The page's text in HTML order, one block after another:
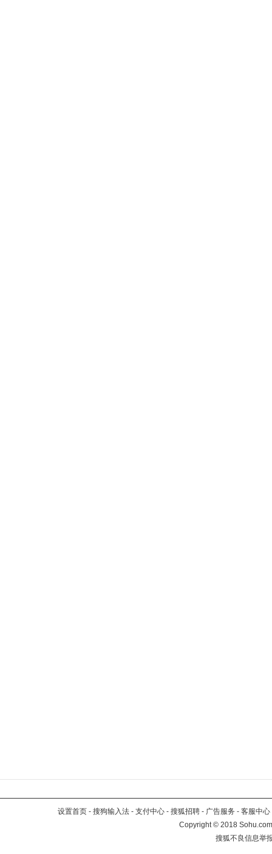
设置首页 - 搜狗输入法 - 支付中心 - 搜狐招聘 - 广告服务 - 客服中心
Copyright©2018
搜狐不良信息举